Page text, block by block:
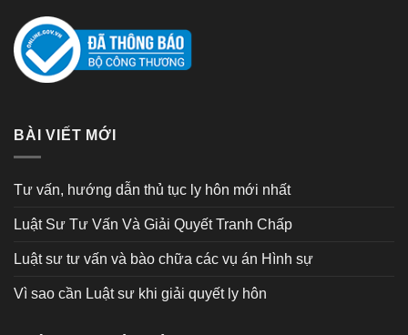
BÀI VIẾT MỚI
Tư vấn, hướng dẫn thủ tục ly hôn mới nhất
Luật Sư Tư Vấn Và Giải Quyết Tranh Chấp
Luật sư tư vấn và bào chữa các vụ án Hình sự
Vì sao cần Luật sư khi giải quyết ly hôn